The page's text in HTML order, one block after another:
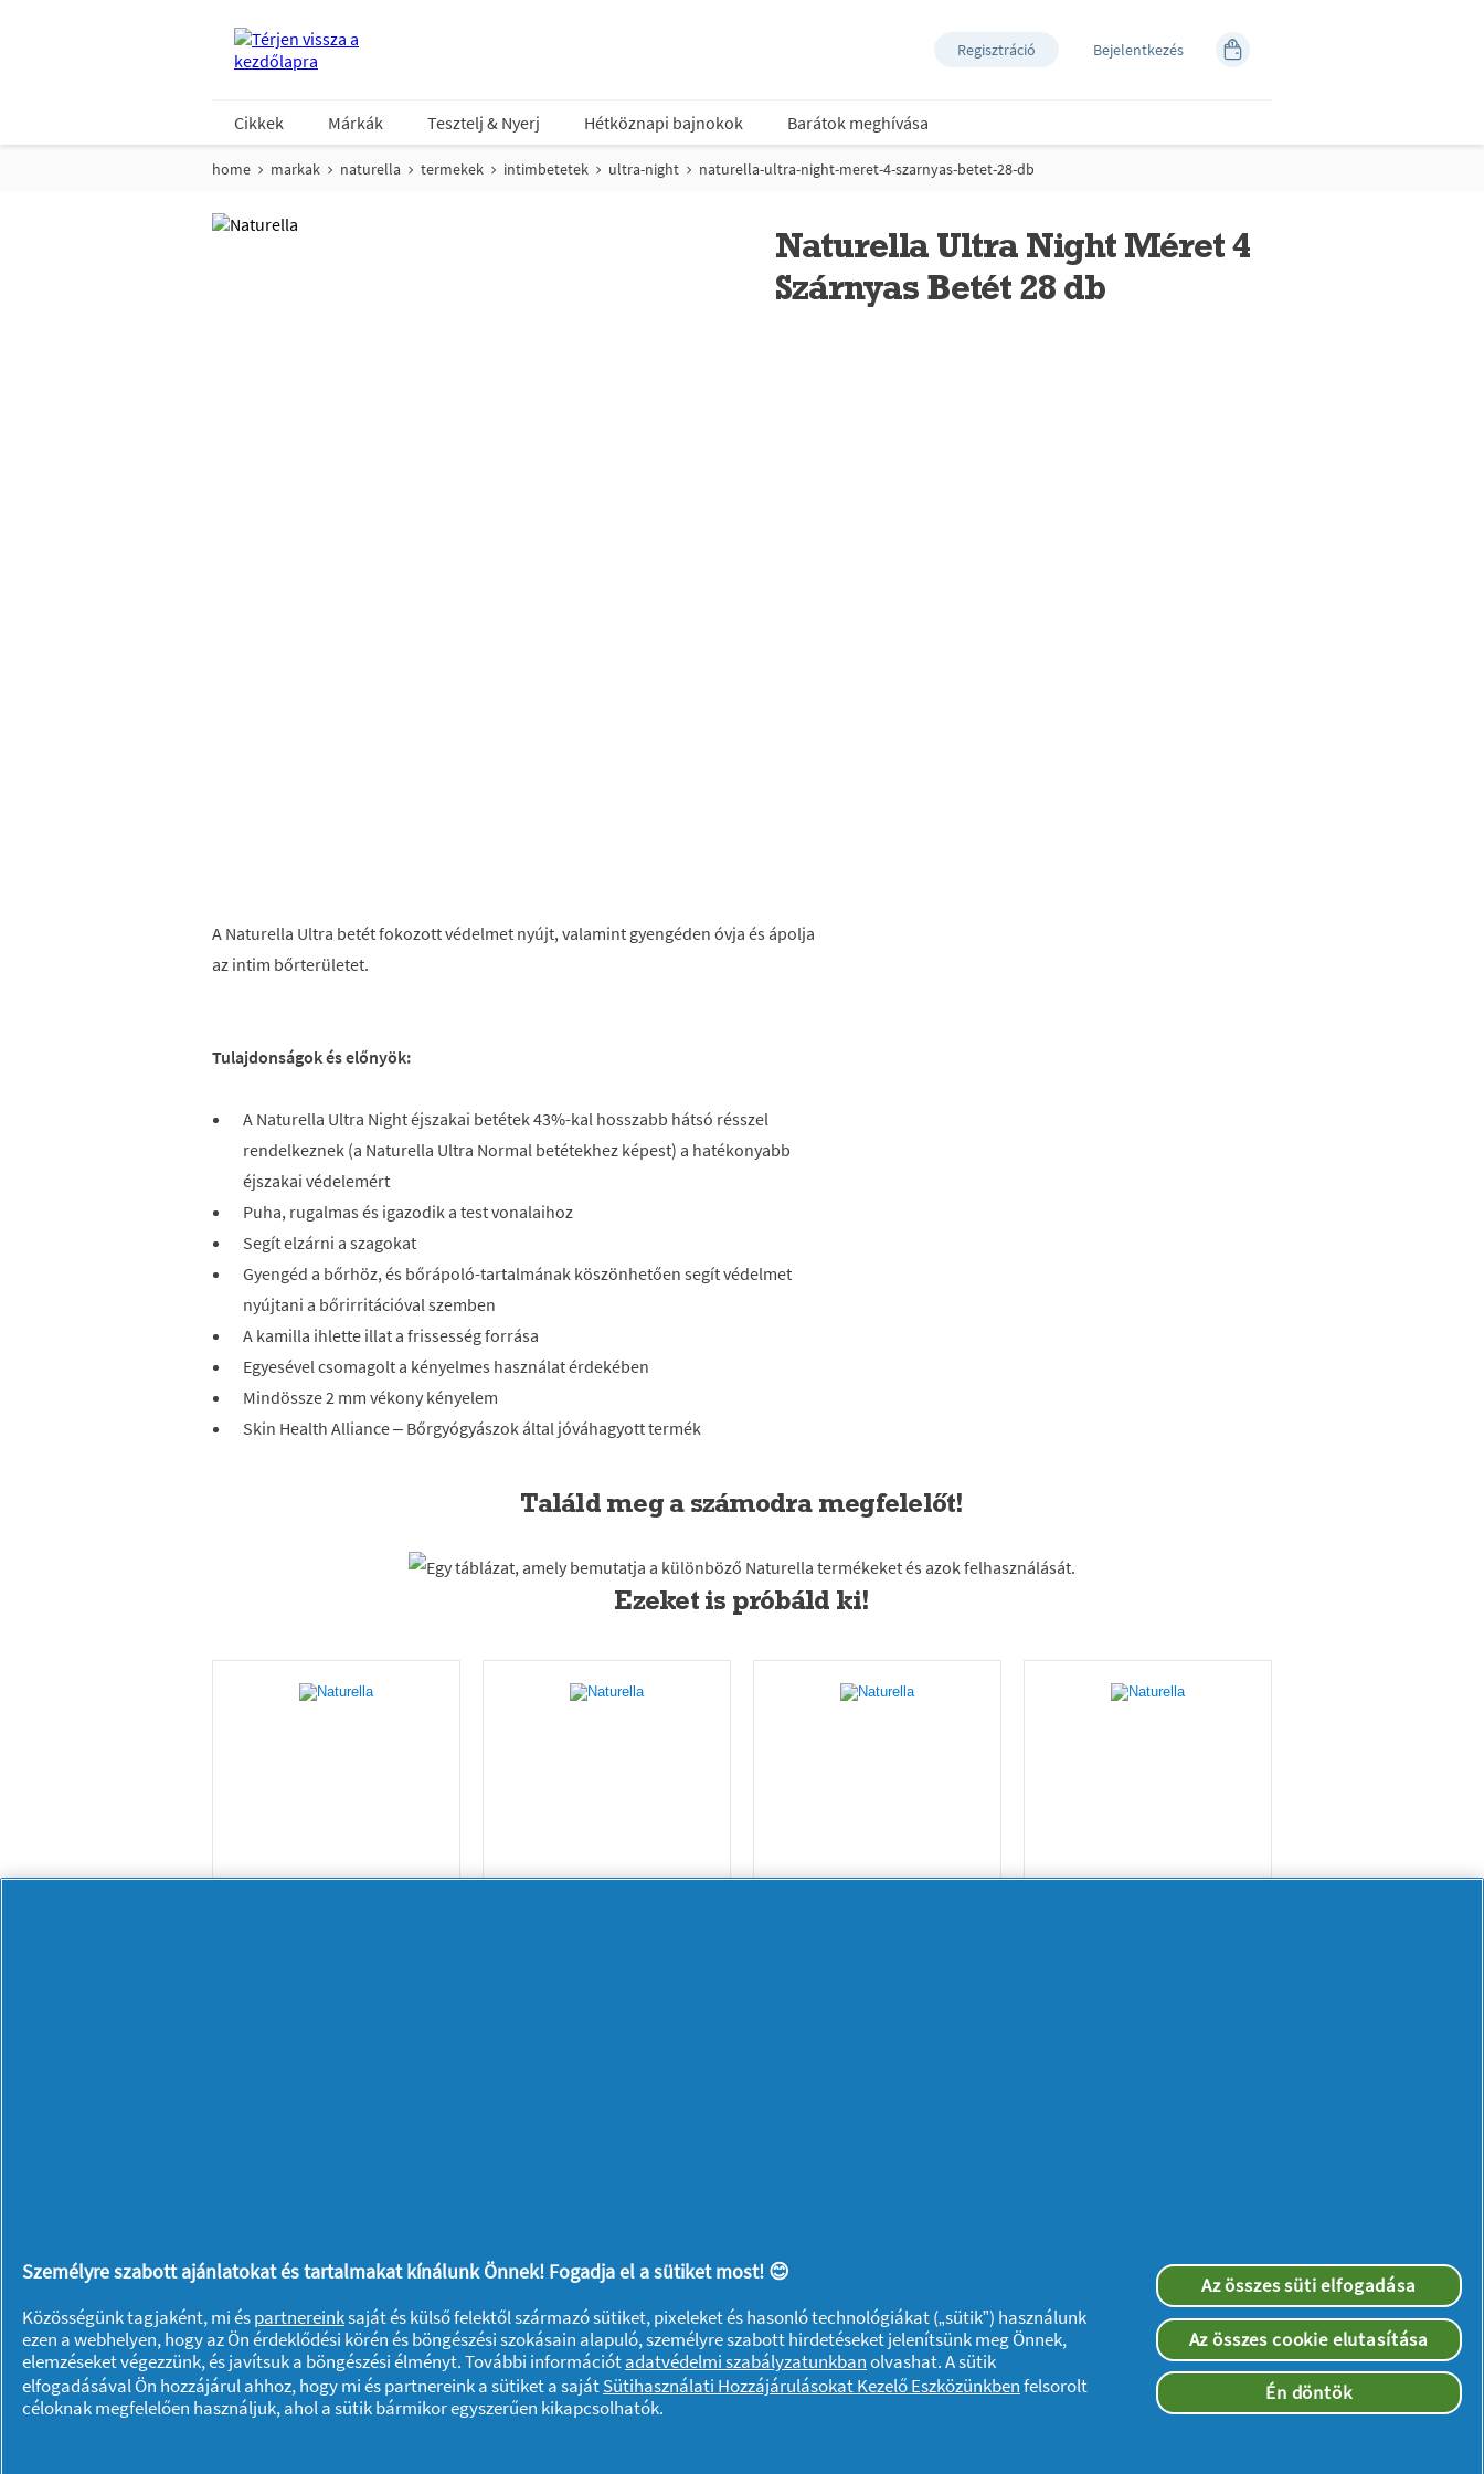
Regisztráció Bejelentkezés
Cikkek Márkák Tesztelj & Nyerj Hétköznapi bajnokok Barátok meghívása
home markak naturella termekek intimbetetek ultra-night naturella-ultra-night-meret-4-szarnyas-betet-28-db
Naturella Ultra Night Méret 4
Szárnyas Betét 28 db
A Naturella Ultra betét fokozott védelmet nyújt, valamint gyengéden óvja és ápolja
az intim bőrterületet.
Tulajdonságok és előnyök:
A Naturella Ultra Night éjszakai betétek 43%-kal hosszabb hátsó résszel
rendelkeznek (a Naturella Ultra Normal betétekhez képest) a hatékonyabb
éjszakai védelemért
Puha, rugalmas és igazodik a test vonalaihoz
Segít elzárni a szagokat
Gyengéd a bőrhöz, és bőrápoló-tartalmának köszönhetően segít védelmet
nyújtani a bőrirritációval szemben
A kamilla ihlette illat a frissesség forrása
Egyesével csomagolt a kényelmes használat érdekében
Mindössze 2 mm vékony kényelem
Skin Health Alliance – Bőrgyógyászok által jóváhagyott termék
Találd meg a számodra megfelelőt!
Ezeket is próbáld ki!
Kényelmetlen alvás a
Wellness 25/03/2026
Gardróbrendezés,
Otthon 12/01/2026
4 Tippek, hogyan
önbizalmát
Wellness 23/12/2025
Személyre szabott ajánlatokat és tartalmakat kínálunk Önnek! Fogadja el a sütiket most! 😊
Közösségünk tagjaként, mi éspartnereinksaját és külső felektől származó sütiket, pixeleket és hasonló technológiákat („sütik”) használunk
ezen a webhelyen, hogy az Ön érdeklődési körén és böngészési szokásain alapuló, személyre szabott hirdetéseket jelenítsünk meg Önnek,
elemzéseket végezzünk, és javítsuk a böngészési élményt. További információtadatvédelmi szabályzatunkbanolvashat. A sütik
elfogadásával Ön hozzájárul ahhoz, hogy mi és partnereink a sütiket a sajátSütihasználati Hozzájárulásokat Kezelő Eszközünkbenfelsorolt
céloknak megfelelően használjuk, ahol a sütik bármikor egyszerűen kikapcsolhatók.
Az összes süti elfogadása
Az összes cookie elutasítása
Én döntök